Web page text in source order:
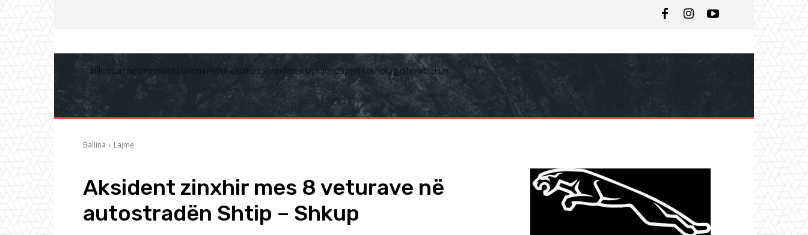
FillimiLajmeEmisioneEkonomiPolitikëKulturëShëndetësiOpinioneSportTeknologjiShowbizFun
Ballina Lajme
Aksident zinxhir mes 8 veturave në
autostradën Shtip – Shkup